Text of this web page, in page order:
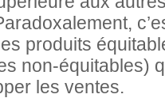
produits
non-équitables)
les ventes.